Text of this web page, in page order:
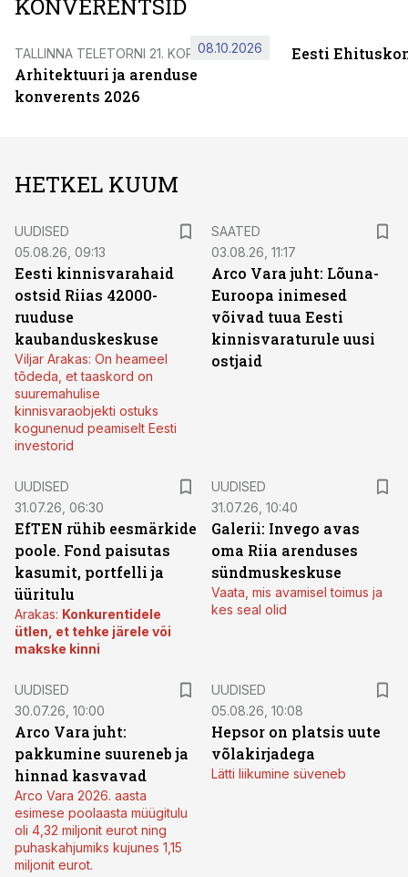
KONVERENTSID
TALLINNA TELETORNI 21. KORRUSEL
Arhitektuuri ja arenduse
konverents 2026
08.10.2026 Eesti
HETKEL KUUM
UUDISED
05.08.26, 09:13
Eesti kinnisvarahaid
ostsid Riias 42000-
ruuduse
kaubanduskeskuse
Viljar Arakas: On heameel
tõdeda, et taaskord on
suuremahulise
kinnisvaraobjekti ostuks
kogunenud peamiselt Eesti
investorid
SAATED
03.08.26, 11:17
Arco Vara juht: Lõuna-
Euroopa inimesed
võivad tuua Eesti
kinnisvaraturule uusi
ostjaid
UUDISED
31.07.26, 06:30
EfTEN rühib eesmärkide
poole. Fond paisutas
kasumit, portfelli ja
üüritulu
Arakas: Konkurentidele
ütlen, et tehke järele või
makske kinni
UUDISED
31.07.26, 10:40
Galerii: Invego avas
oma Riia arenduses
sündmuskeskuse
Vaata, mis avamisel toimus ja
kes seal olid
UUDISED
30.07.26, 10:00
Arco Vara juht:
pakkumine suureneb ja
hinnad kasvavad
Arco Vara 2026. aasta
esimese poolaasta müügitulu
oli 4,32 miljonit eurot ning
puhaskahjumiks kujunes 1,15
miljonit eurot.
UUDISED
05.08.26, 10:08
Hepsor on platsis uute
võlakirjadega
Lätti liikumine süveneb